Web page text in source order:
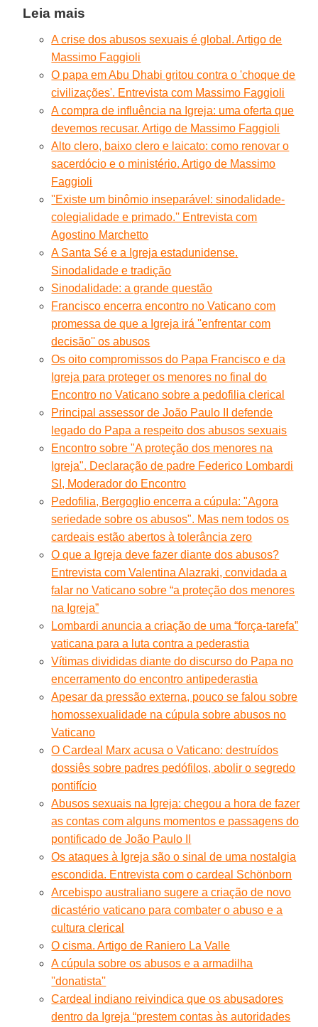
Leia mais
A crise dos abusos sexuais é global. Artigo de
Massimo Faggioli
O papa em Abu Dhabi gritou contra o 'choque de
civilizações'. Entrevista com Massimo Faggioli
A compra de influência na Igreja: uma oferta que
devemos recusar. Artigo de Massimo Faggioli
Alto clero, baixo clero e laicato: como renovar o
sacerdócio e o ministério. Artigo de Massimo
Faggioli
''Existe um binômio inseparável: sinodalidade-
colegialidade e primado.'' Entrevista com
Agostino Marchetto
A Santa Sé e a Igreja estadunidense.
Sinodalidade e tradição
Sinodalidade: a grande questão
Francisco encerra encontro no Vaticano com
promessa de que a Igreja irá ''enfrentar com
decisão'' os abusos
Os oito compromissos do Papa Francisco e da
Igreja para proteger os menores no final do
Encontro no Vaticano sobre a pedofilia clerical
Principal assessor de João Paulo II defende
legado do Papa a respeito dos abusos sexuais
Encontro sobre "A proteção dos menores na
Igreja". Declaração de padre Federico Lombardi
SI, Moderador do Encontro
Pedofilia, Bergoglio encerra a cúpula: "Agora
seriedade sobre os abusos". Mas nem todos os
cardeais estão abertos à tolerância zero
O que a Igreja deve fazer diante dos abusos?
Entrevista com Valentina Alazraki, convidada a
falar no Vaticano sobre “a proteção dos menores
na Igreja”
Lombardi anuncia a criação de uma “força-tarefa”
vaticana para a luta contra a pederastia
Vítimas divididas diante do discurso do Papa no
encerramento do encontro antipederastia
Apesar da pressão externa, pouco se falou sobre
homossexualidade na cúpula sobre abusos no
Vaticano
O Cardeal Marx acusa o Vaticano: destruídos
dossiês sobre padres pedófilos, abolir o segredo
pontifício
Abusos sexuais na Igreja: chegou a hora de fazer
as contas com alguns momentos e passagens do
pontificado de João Paulo II
Os ataques à Igreja são o sinal de uma nostalgia
escondida. Entrevista com o cardeal Schönborn
Arcebispo australiano sugere a criação de novo
dicastério vaticano para combater o abuso e a
cultura clerical
O cisma. Artigo de Raniero La Valle
A cúpula sobre os abusos e a armadilha
''donatista''
Cardeal indiano reivindica que os abusadores
dentro da Igreja “prestem contas às autoridades